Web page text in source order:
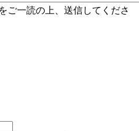
をご一読の上、送信してくださ